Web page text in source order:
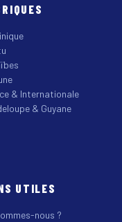
& Internationale
& Guyane
UTILES
nous ?